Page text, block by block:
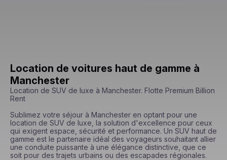
Location de voitures haut de gamme à
Manchester
Location de SUV de luxe à Manchester. Flotte Premium Billion
Rent
Sublimez votre séjour à Manchester en optant pour une
location de SUV de luxe, la solution d'excellence pour ceux
qui exigent espace, sécurité et performance. Un SUV haut de
gamme est le partenaire idéal des voyageurs souhaitant allier
une conduite puissante à une élégance distinctive, que ce
soit pour des trajets urbains ou des escapades régionales.